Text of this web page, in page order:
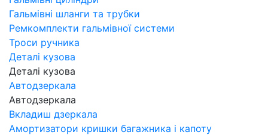
Гальмівні шланги та трубки
Ремкомплекти гальмівної системи
Троси ручника
Деталі кузова
Деталі кузова
Автодзеркала
Автодзеркала
Вкладиш дзеркала
Амортизатори кришки багажника і капоту